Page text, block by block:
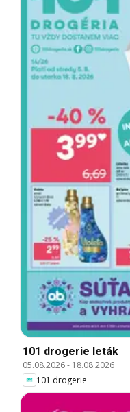
101 drogerie leták
05.08.2026- 18.08.2026
101 drogerie